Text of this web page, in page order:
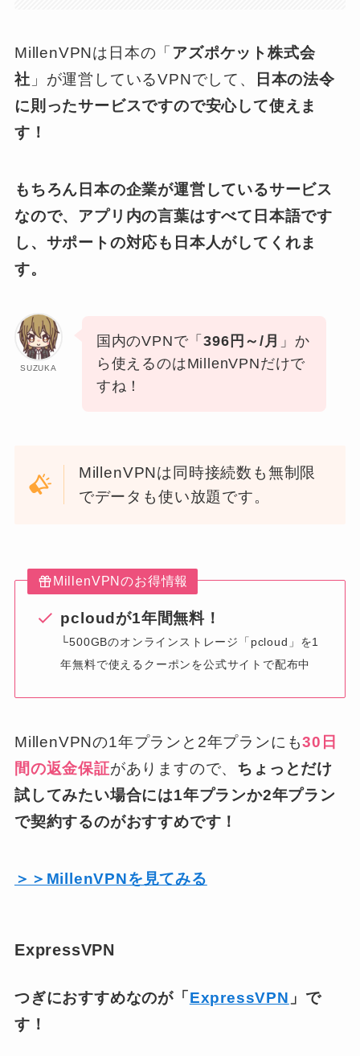
MillenVPNは日本の「 アズポケット株式会
社 」が運営しているVPNでして、
日本の法令
に則ったサービスですので安心して使えま
す！
もちろん日本の企業が運営しているサービス
なので、アプリ内の言葉はすべて日本語です
し、サポートの対応も日本人がしてくれま
す。
SUZUKA
国内のVPNで「396円～/月 」か
ら使えるのはMillenVPNだけで
すね！
MillenVPNは同時接続数も無制限
でデータも使い放題です。
MillenVPNのお得情報
pcloudが1年間無料！
└500GBのオンラインストレージ「pcloud」を1
年無料で使えるクーポンを公式サイトで配布中
MillenVPNの1年プランと2年プランにも30日
間の返金保証がありますので、 ちょっとだけ
試してみたい場合には1年プランか2年プラン
で契約するのがおすすめです！
＞＞MillenVPNを見てみる
ExpressVPN
つぎにおすすめなのが「 ExpressVPN 」で
す！